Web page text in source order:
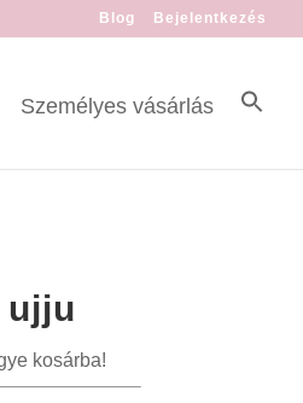
Blog Bejelentkezés
Személyes vásárlás
ujju
kosárba!